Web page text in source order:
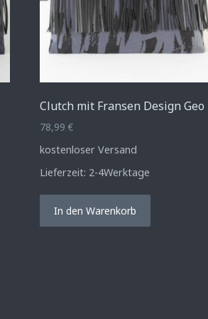
Clutch mit Fransen Design Geo
78,99 €
kostenloser Versand
Lieferzeit: 2-4Werktage
In den Warenkorb